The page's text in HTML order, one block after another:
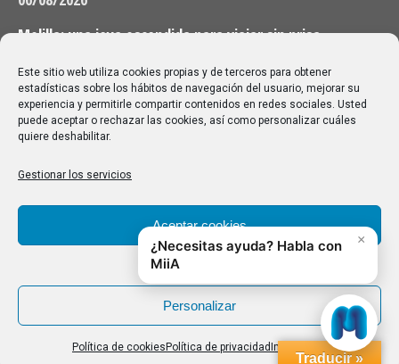
Este sitio web utiliza cookies propias y de terceros para obtener
estadísticas sobre los hábitos de navegación del usuario, mejorar su
experiencia y permitirle compartir contenidos en redes sociales. Usted
puede aceptar o rechazar las cookies, así como personalizar cuáles
quiere deshabilitar.
Gestionar los servicios
Aceptar cookies
Denegar
Personalizar
Política de cookies Política de privacidad Impressum
Melilla: una joya escondida para viajar sin prisa
28/07/2026
Buscar
Buscar:
Aviso Legal|Política de privacidad|Política de cookies
Traducir »